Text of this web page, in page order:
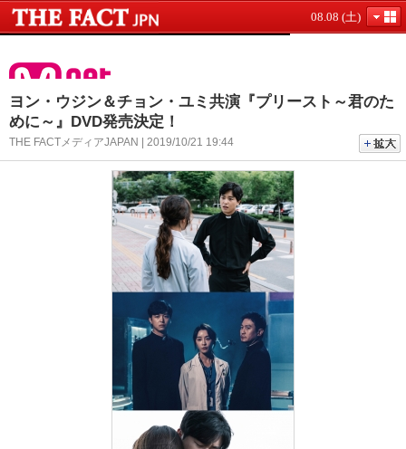
08.08 (土)
ヨン・ウジン＆チョン・ユミ共演『プリースト～君のた
めに～』DVD発売決定！
THE FACTメディアJAPAN | 2019/10/21 19:44